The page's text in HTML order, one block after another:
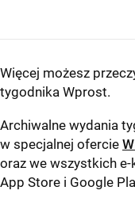
Więcej możesz
tygodnika Wprost.
Archiwalne wydania
w specjalnej ofercie
oraz we wszystkich
App Store i Google